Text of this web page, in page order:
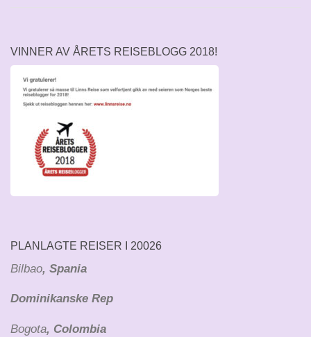
VINNER AV ÅRETS REISEBLOGG 2018!
PLANLAGTE REISER I 20026
Bilbao, Spania
Dominikanske Rep
Bogota, Colombia